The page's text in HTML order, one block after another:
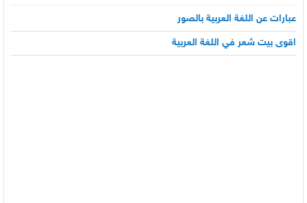
عبارات عن اللغة العربية بالصور
اقوى بيت شعر في اللغة العربية